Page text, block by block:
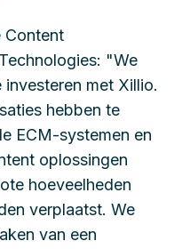
Content
"We
met Xillio.
hebben te
ECM-systemen en
oplossingen
hoeveelheden
verplaatst. We
van een